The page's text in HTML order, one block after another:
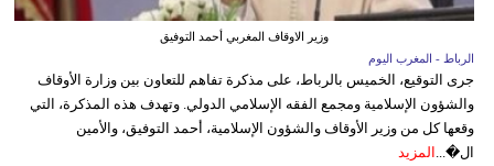
وزير الاوقاف المغربي أحمد التوفيق
الرباط - المغرب اليوم
جرى التوقيع، الخميس بالرباط، على مذكرة تفاهم للتعاون بين وزارة الأوقاف
والشؤون الإسلامية ومجمع الفقه الإسلامي الدولي. وتهدف هذه المذكرة، التي
وقعها كل من وزير الأوقاف والشؤون الإسلامية، أحمد التوفيق، والأمين
ال�... المزيد